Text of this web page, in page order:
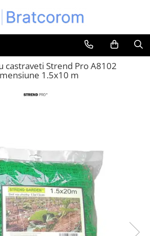
castraveti Strend Pro A8102
1.5x10 m